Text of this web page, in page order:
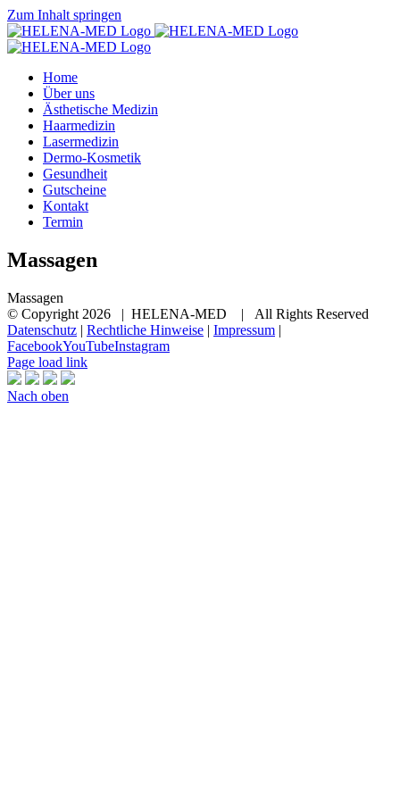
Zum Inhalt springen
Home
Über uns
Ästhetische Medizin
Haarmedizin
Lasermedizin
Dermo-Kosmetik
Gesundheit
Gutscheine
Kontakt
Termin
Massagen
Massagen
© Copyright 2026 | HELENA-MED
| All Rights Reserved
Datenschutz | Rechtliche Hinweise | Impressum |
FacebookYouTubeInstagram
Page load link
Nach oben